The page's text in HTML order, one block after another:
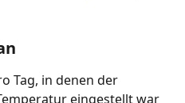
Tag, in denen der
eingestellt war